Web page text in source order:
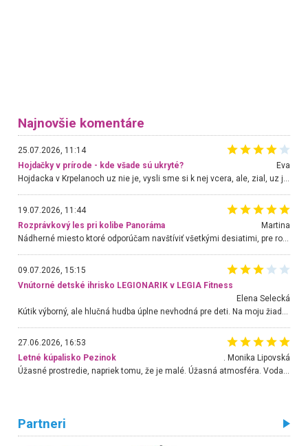
Najnovšie komentáre
25.07.2026, 11:14
Hojdačky v prírode - kde všade sú ukryté?
Eva
Hojdacka v Krpelanoch uz nie je, vysli sme si k nej vcera, ale, zial, uz je znicena. Ak sem planujete cestu len kvoli hojdacke, mozete si ju usetrit. Krasny vyhlad je tu vsak aj bez hojdacky :-)
19.07.2026, 11:44
Rozprávkový les pri kolibe Panoráma
Martina
Nádherné miesto ktoré odporúčam navštíviť všetkými desiatimi, pre rodiny s deťmi, dôchodcom... Proste a jednoducho ozaj rozprávkový les.. určite ešte prídeme. Odniesli sme si na pamiatku krásne tričká,
09.07.2026, 15:15
Vnútorné detské ihrisko LEGIONARIK v LEGIA Fitness
Elena Selecká
27.06.2026, 16:53
Letné kúpalisko Pezinok
. Monika Lipovská
Úžasné prostredie, napriek tomu, že je malé. Úžasná atmosféra. Voda fantastická a nádherná. Ľudí je pomerne veľa, ale su mili a ohľaduplní. Je veľmi zaujímavé sledovať, ako dokážu spolu športovať cudzí ľudia a bez ohľadu na vek. Vládne tu pohoda. Vnuka neviem dostať z vody. Ďakujem za krásny deň . Urcite sa sem vrátim. Jediný problém je s parkovaním, ale aj ten sa mi podarilo vyriešiť. Monika Bratislava
Partneri